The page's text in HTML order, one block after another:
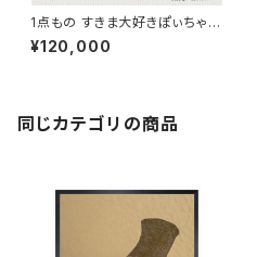
1点もの すきま大好きぽぃちゃん
写真［額装］額＋マット付 【S_00
05p】
¥120,000
同じカテゴリの商品